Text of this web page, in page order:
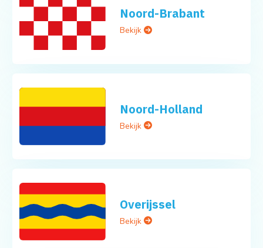
Noord-Brabant
Bekijk
Noord-Holland
Bekijk
Overijssel
Bekijk